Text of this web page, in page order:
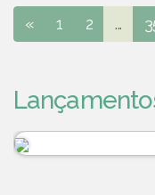
« 1 2 ...